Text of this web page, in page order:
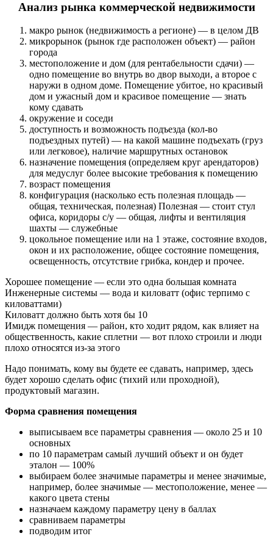
Анализ рынка коммерческой недвижимости
макро рынок (недвижимость а регионе) — в целом ДВ
микрорынок (рынок где расположен объект) — район
города
местоположение и дом (для рентабельности сдачи) —
одно помещение во внутрь во двор выходи, а второе с
наружи в одном доме. Помещение убитое, но красивый
дом и ужасный дом и красивое помещение — знать
кому сдавать
окружение и соседи
доступность и возможность подъезда (кол-во
подъездных путей) — на какой машине подъехать (груз
или легковое), наличие маршрутных остановок
назначение помещения (определяем круг арендаторов)
для медуслуг более высокие требования к помещению
возраст помещения
конфигурация (насколько есть полезная площадь —
общая, техническая, полезная) Полезная — стоит стул
офиса, коридоры с/у — общая, лифты и вентиляция
шахты — служебные
цокольное помещение или на 1 этаже, состояние входов,
окон и их расположение, общее состояние помещения,
освещенность, отсутствие грибка, кондер и прочее.
Хорошее помещение — если это одна большая комната
Инженерные системы — вода и киловатт (офис терпимо с
киловаттами)
Киловатт должно быть хотя бы 10
Имидж помещения — район, кто ходит рядом, как влияет на
общественность, какие сплетни — вот плохо строили и люди
плохо относятся из-за этого
Надо понимать, кому вы будете ее сдавать, например, здесь
будет хорошо сделать офис (тихий или проходной),
продуктовый магазин.
Форма сравнения помещения
выписываем все параметры сравнения — около 25 и 10
основных
по 10 параметрам самый лучший объект и он будет
эталон — 100%
выбираем более значимые параметры и менее значимые,
например, более значимые — местоположение, менее —
какого цвета стены
назначаем каждому параметру цену в баллах
сравниваем параметры
подводим итог